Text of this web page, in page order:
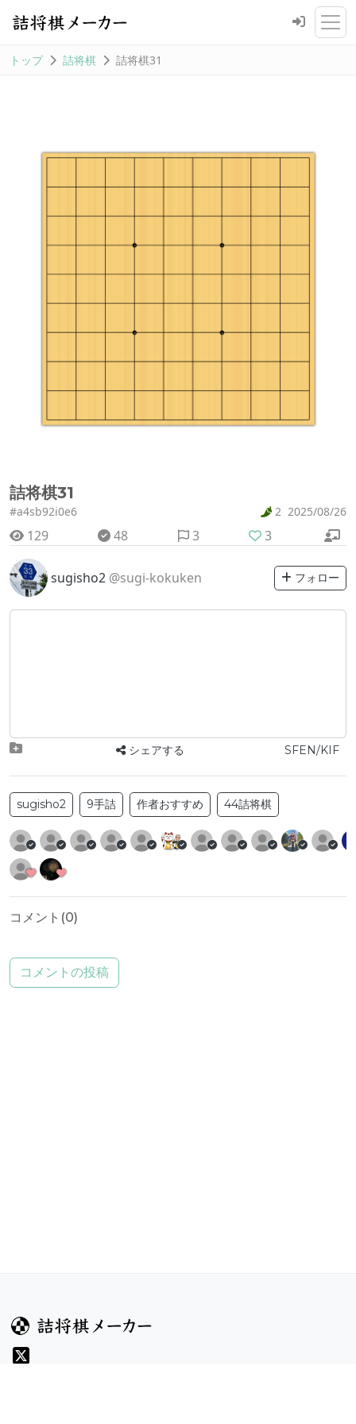
トップ 詰将棋 詰将棋31
詰将棋31
#a4sb92i0e6 2 2025/08/26
129 48 3 3
sugisho2 @sugi-kokuken フォロー
シェアする SFEN/KIF
sugisho2 9手詰 作者おすすめ 44詰将棋
コメント(0)
コメントの投稿